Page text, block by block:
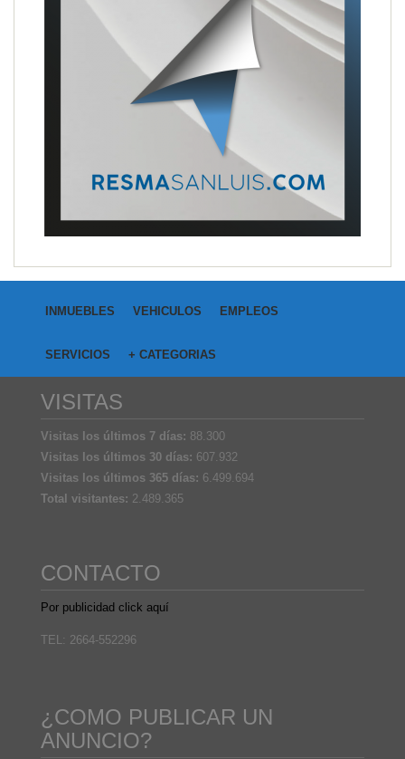
INMUEBLES VEHICULOS EMPLEOS
SERVICIOS + CATEGORIAS
VISITAS
Visitas los últimos 7 días: 88.300
Visitas los últimos 30 días: 607.932
Visitas los últimos 365 días: 6.499.694
Total visitantes: 2.489.365
CONTACTO
Por publicidad click aquí
TEL: 2664-552296
¿COMO PUBLICAR UN
ANUNCIO?